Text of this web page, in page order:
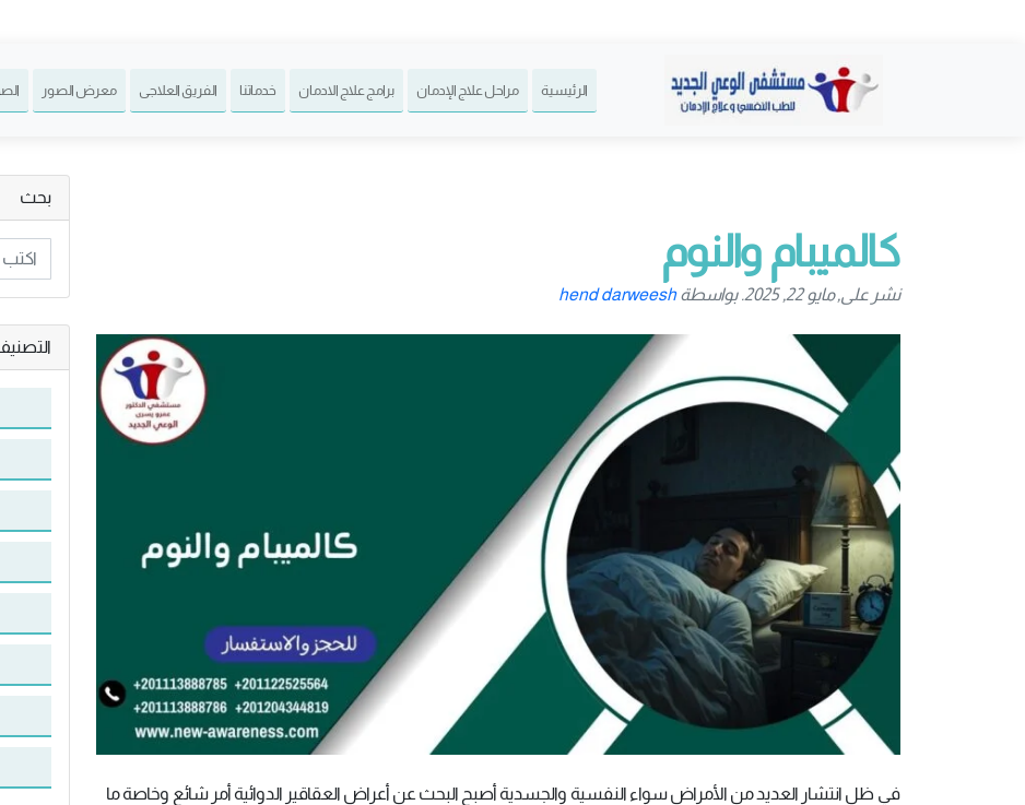
الرئيسية مراحل علاج الإدمان برامج علاج الادمان خدماتنا الفريق العلاجى معرض الصور
كالميبام والنوم
نشر على, مايو 22, 2025. بواسطة hend darweesh
في ظل انتشار العديد من الأمراض سواء النفسية والجسدية أصبح البحث عن أعراض العقاقير الدوائية أمر شائع وخاصة ما
بحث